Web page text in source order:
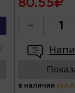
80.55
-
в наличии